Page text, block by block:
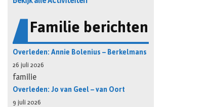
Familie berichten
Overleden: Annie Bolenius – Berkelmans
26 juli 2026
familie
Overleden: Jo van Geel – van Oort
9 juli 2026